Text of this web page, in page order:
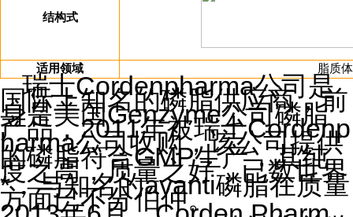
结构式
适用领域 脂质体
瑞士Cordenpharma公司是
国际上知名的磷脂供应商，前
身是美国Genzyme公司磷脂
产品，2011年被瑞士Cordenp
harma公司收购，该公司提供
的磷脂符合GMP生产，其纯
度之高，质量之好，已数世界
*，与知名的avanti磷脂在质量
方面已不分伯仲。